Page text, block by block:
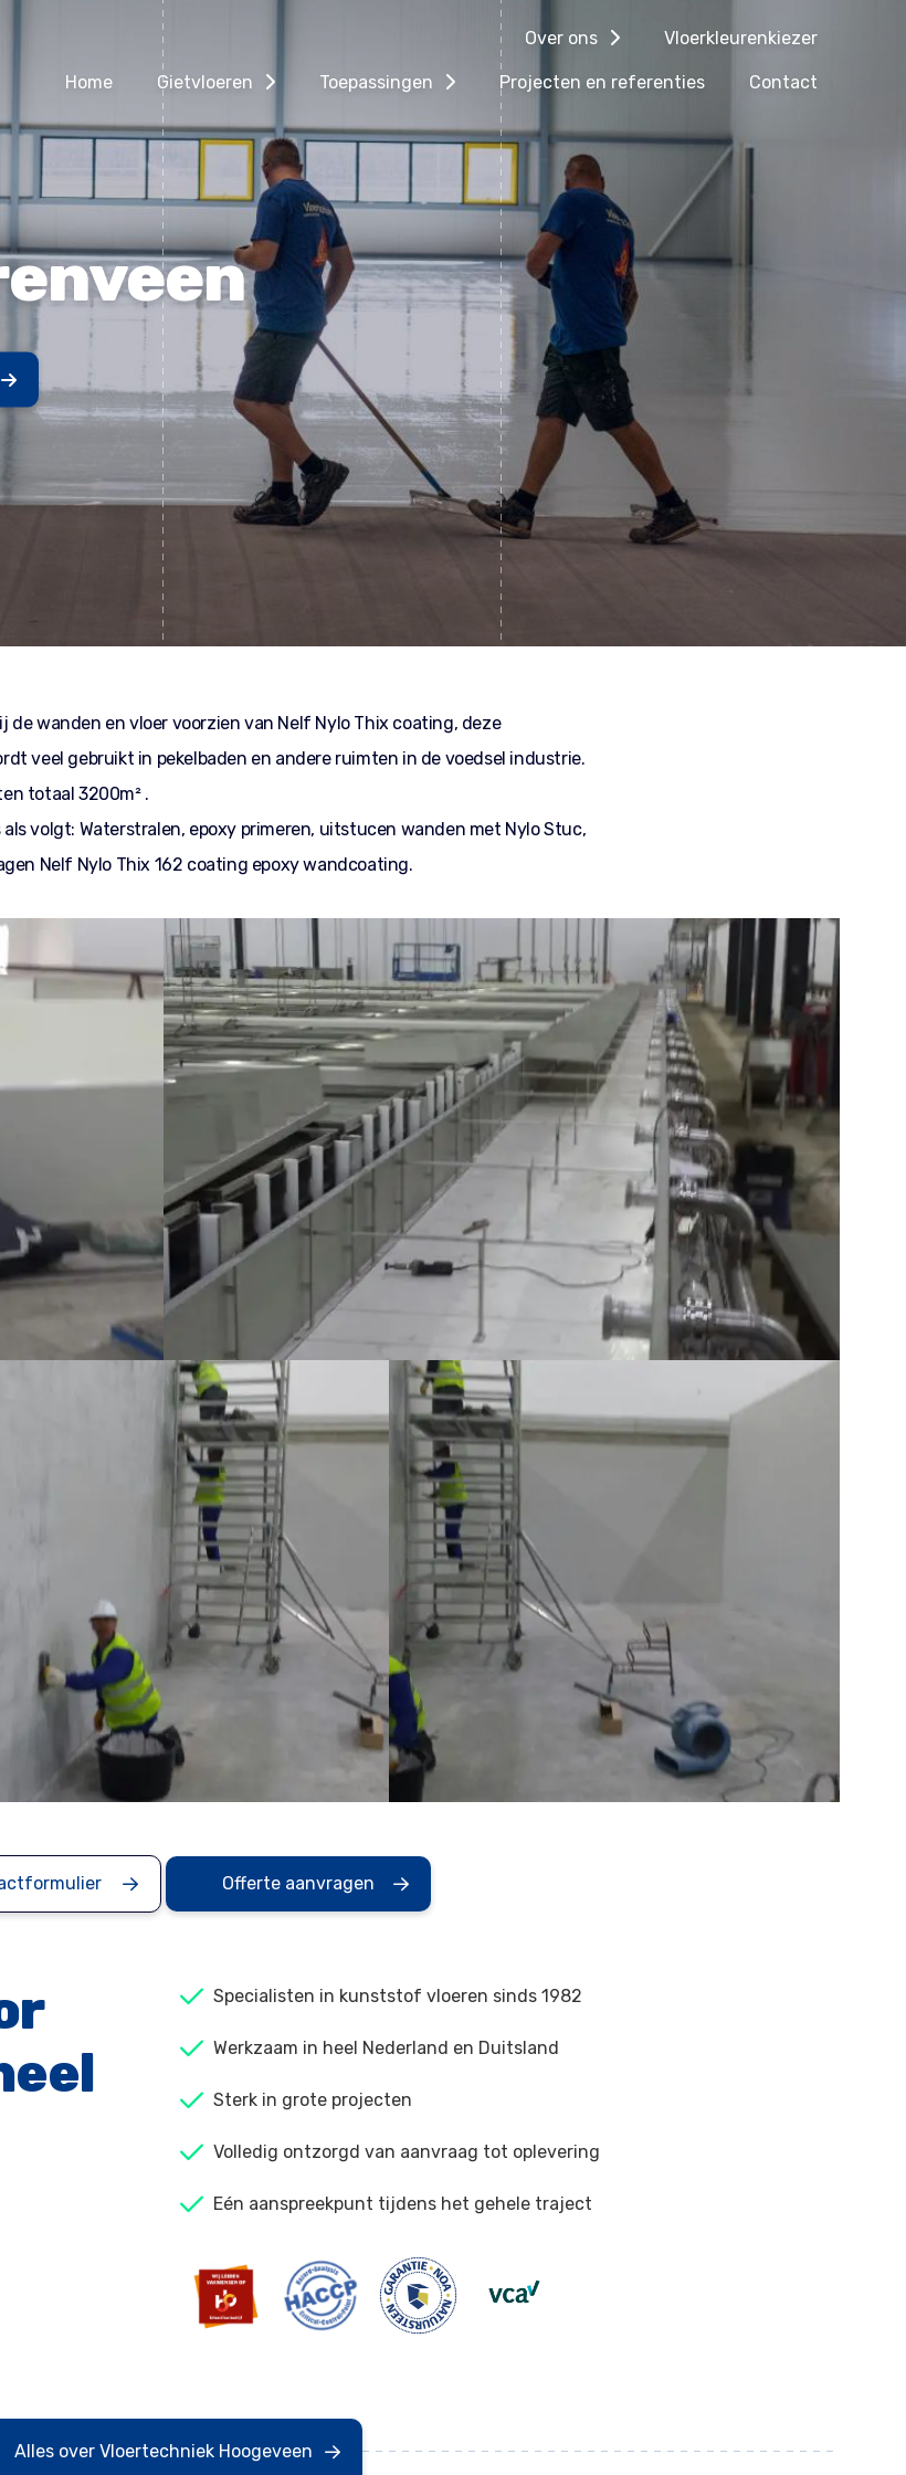
Over ons Vloerkleurenkiezer
Home Gietvloeren Toepassingen Projecten en referenties Contact
de wanden en vloer voorzien van Nelf Nylo Thix coating, deze
veel gebruikt in pekelbaden en andere ruimten in de voedsel industrie.
totaal 3200m² .
volgt: Waterstralen, epoxy primeren, uitstucen wanden met Nylo Stuc,
Nelf Nylo Thix 162 coating epoxy wandcoating.
Offerte aanvragen
Specialisten in kunststof vloeren sinds 1982
Werkzaam in heel Nederland en Duitsland
Sterk in grote projecten
Volledig ontzorgd van aanvraag tot oplevering
Eén aanspreekpunt tijdens het gehele traject
Alles over Vloertechniek Hoogeveen